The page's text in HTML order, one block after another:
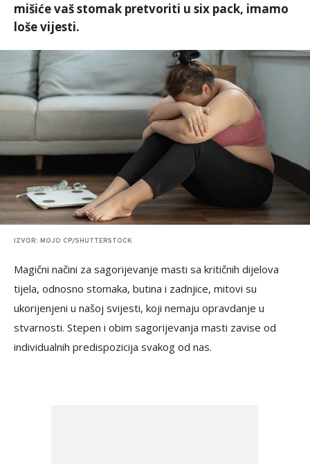
mišiće vaš stomak pretvoriti u six pack, imamo
loše vijesti.
IZVOR: MOJO CP/SHUTTERSTOCK
Magični načini za sagorijevanje masti sa kritičnih dijelova
tijela, odnosno stomaka, butina i zadnjice, mitovi su
ukorijenjeni u našoj svijesti, koji nemaju opravdanje u
stvarnosti. Stepen i obim sagorijevanja masti zavise od
individualnih predispozicija svakog od nas.